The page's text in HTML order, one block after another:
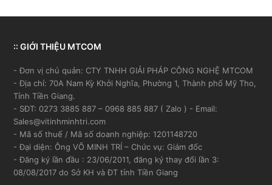
:: GIỚI THIỆU MTCOM
- Đơn vị chủ quản: CTY TNHH GIẢI PHÁP CÔNG NGHỆ MTCOM
- Địa chỉ: 70A Nam Kỳ Khởi Nghĩa, Phường 1, Thành phố Mỹ Tho,
Tỉnh Tiền Giang.
- SĐT: 0273 3885 887 – 0968 885 887 ( Zalo ) - Email:
Sales@vitinhminhtri.com
- Mã số thuế / Mã số doanh nghiệp: 1201148720
- Đại diện: Ông VÕ MINH TRÍ – Chức vụ: Giám đốc
- Đăng ký lần đầu : 23/06/2011, đăng ký thay đổi lần 3:
08/08/2017 do Sở KH và ĐT tỉnh Tiền Giang